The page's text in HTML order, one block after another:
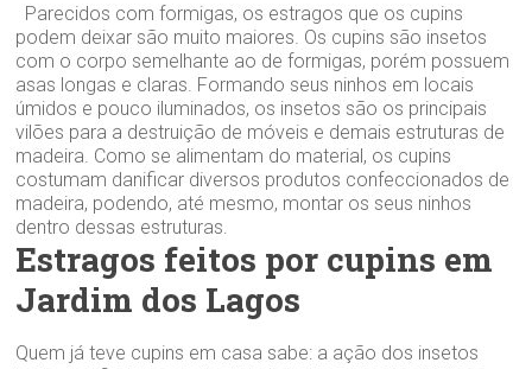
Parecidos com formigas, os estragos que os cupins
podem deixar são muito maiores. Os cupins são insetos
com o corpo semelhante ao de formigas, porém possuem
asas longas e claras. Formando seus ninhos em locais
úmidos e pouco iluminados, os insetos são os principais
vilões para a destruição de móveis e demais estruturas de
madeira. Como se alimentam do material, os cupins
costumam danificar diversos produtos confeccionados de
madeira, podendo, até mesmo, montar os seus ninhos
dentro dessas estruturas.
Estragos feitos por cupins em
Jardim dos Lagos
Quem já teve cupins em casa sabe: a ação dos insetos